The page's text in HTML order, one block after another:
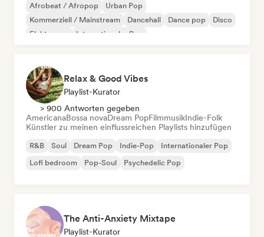
Afrobeat / Afropop
Urban Pop
Kommerziell / Mainstream
Dancehall Dance pop
Disco
Elektropop
Internationaler Pop
Relax & Good Vibes
Playlist-Kurator
> 900 Antworten gegeben
AmericanaBossa novaDream PopFilmmusikIndie-Folk
Künstler zu meinen einflussreichen Playlists hinzufügen
R&B Soul Dream Pop Indie-Pop
Internationaler Pop
Lofi bedroom
Pop-Soul Psychedelic Pop
The Anti-Anxiety Mixtape
Playlist-Kurator